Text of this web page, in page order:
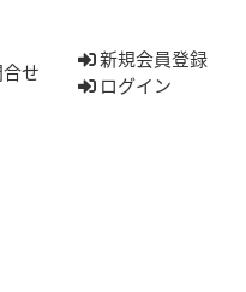
せ
新規会員登録
ログイン